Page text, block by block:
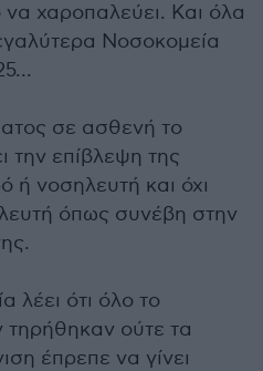
να χαροπαλεύει. Και όλα
Νοσοκομεία
σε ασθενή το
την επίβλεψη της
ή νοσηλευτή και όχι
όπως συνέβη στην
λέει ότι όλο το
ούτε τα
έπρεπε να γίνει